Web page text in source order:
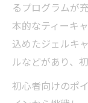
るプログラムが
本的なティーキ
込めたジェルキ
ルなどがあり、
初心者向けのポ